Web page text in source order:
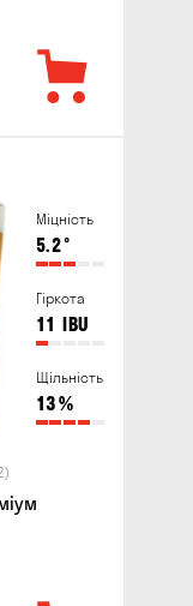
Міцність
5.2°
Гіркота
11 IBU
Щільність
13%